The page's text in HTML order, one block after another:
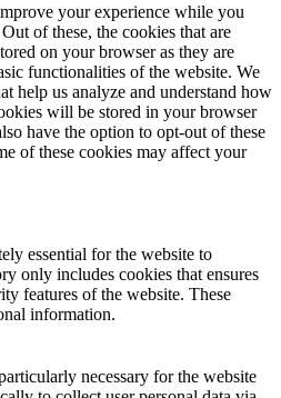
your experience while you
of these, the cookies that are
on your browser as they are
functionalities of the website. We
help us analyze and understand how
will be stored in your browser
have the option to opt-out of these
of these cookies may affect your
essential for the website to
only includes cookies that ensures
features of the website. These
information.
necessary for the website